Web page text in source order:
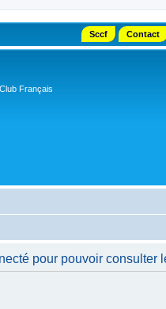
Sccf Contact
Français
pour pouvoir consulter